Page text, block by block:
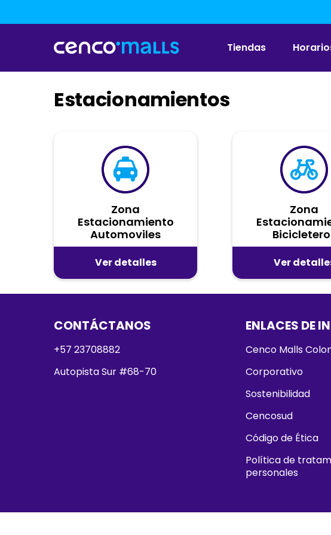
contenido
Tiendas
Estacionamientos
Zona
Estacionamiento
Automoviles
Ver detalles
Zona
Ver
CONTÁCTANOS
+57 23708882
Autopista Sur #68-70
ENLACES DE
Cenco Malls
Corporativo
Sostenibilidad
Cencosud
Código de Ética
Política de
personales